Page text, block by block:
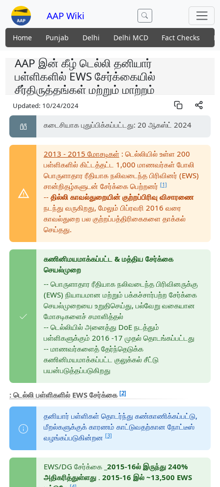
AAP Wiki
Home Punjab Delhi Delhi MCD Fact Checks
AAP இன் கீழ் டெல்லி தனியார்
பள்ளிகளில் EWS சேர்க்கையில்
சீர்திருத்தங்கள் மற்றும் மாற்றம்
Updated: 10/24/2024
கடைசியாக புதுப்பிக்கப்பட்டது: 20 ஆகஸ்ட் 2024
2013 - 2015 மோசடிகள்: டெல்லியில் உள்ள 200
பள்ளிகளில் கிட்டத்தட்ட 1,000 மாணவர்கள் போலி
பொருளாதார ரீதியாக நலிவடைந்த பிரிவினர் (EWS)
சான்றிதழ்களுடன் சேர்க்கை பெற்றனர்[1]
-- தில்லி காவல்துறையின் குற்றப்பிரிவு விசாரணை
நடந்து வருகிறது, மேலும் பிப்ரவரி 2016 வரை
காவல்துறை பல குற்றப்பத்திரிகைகளை தாக்கல்
செய்தது.
கணினிமயமாக்கப்பட்ட & மத்திய சேர்க்கை
செயல்முறை
-- பொருளாதார ரீதியாக நலிவடைந்த பிரிவினருக்கு
(EWS) நியாயமான மற்றும் பக்கச்சார்பற்ற சேர்க்கை
செயல்முறையை உறுதிசெய்து, பல்வேறு வகையான
மோசடிகளைச் சமாளித்தல்
-- டெல்லியில் அனைத்து DoE நடத்தும்
பள்ளிகளுக்கும் 2016 -17 முதல் தொடங்கப்பட்டது
-- மாணவர்களைத் தேர்ந்தெடுக்க
கணினிமயமாக்கப்பட்ட குலுக்கல் சீட்டு
பயன்படுத்தப்படுகிறது
: டெல்லி பள்ளிகளில் EWS சேர்க்கை [2]
தனியார் பள்ளிகள் தொடர்ந்து கண்காணிக்கப்பட்டு,
மீறல்களுக்குக் காரணம் காட்டுவதற்கான நோட்டீஸ்
வழங்கப்படுகின்றன[3]
EWS/DG சேர்க்கை _2015-16ல் இருந்து 240%
அதிகரித்துள்ளது. 2015-16 இல் ~13,500 EWS